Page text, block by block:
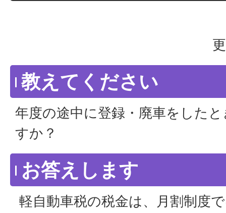
教えてください
年度の途中に登録・廃車をした
すか？
お答えします
軽自動車税の税金は、月割制度